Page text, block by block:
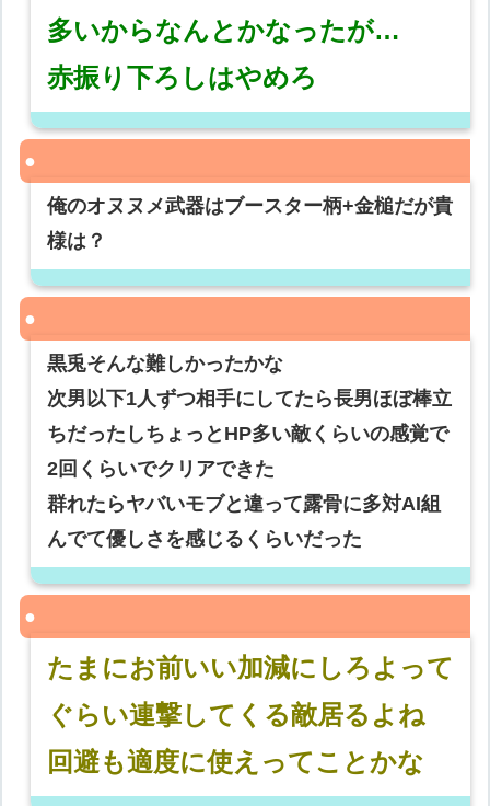
多いからなんとかなったが…
赤振り下ろしはやめろ
俺のオヌヌメ武器はブースター柄+金槌だが貴
様は？
黒兎そんな難しかったかな
次男以下1人ずつ相手にしてたら長男ほぼ棒立
ちだったしちょっとHP多い敵くらいの感覚で
2回くらいでクリアできた
群れたらヤバいモブと違って露骨に多対AI組
んでて優しさを感じるくらいだった
たまにお前いい加減にしろよって
ぐらい連撃してくる敵居るよね
回避も適度に使えってことかな